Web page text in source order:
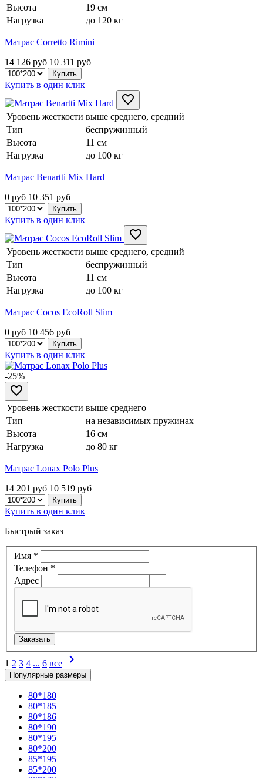
Высота
19 см
Нагрузка
до 120 кг
Матрас Corretto Rimini
14 126 руб 10 311 руб
Купить в один клик
Уровень жесткости выше среднего, средний
Тип
беспружинный
Высота
11 см
Нагрузка
до 100 кг
Матрас Benartti Mix Hard
0 руб 10 351 руб
Купить в один клик
Уровень жесткости выше среднего, средний
Тип
беспружинный
Высота
11 см
Нагрузка
до 100 кг
Матрас Cocos EcoRoll Slim
0 руб 10 456 руб
Купить в один клик
-25%
Уровень жесткости выше среднего
Тип
на независимых пружинах
Высота
16 см
Нагрузка
до 80 кг
Матрас Lonax Polo Plus
14 201 руб 10 519 руб
Купить в один клик
Быстрый заказ
Имя *
Телефон *
Адрес
1 2 3 4 ... 6 все
Популярные размеры
80*180
80*185
80*186
80*190
80*195
80*200
85*195
85*200